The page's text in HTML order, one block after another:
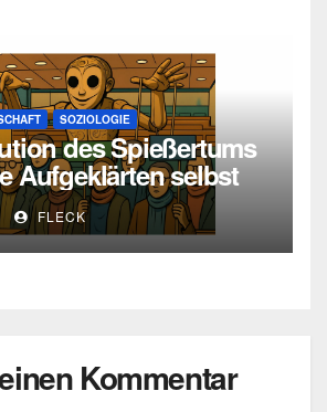
SOZIOLOGIE
des Spießertums
Aufgeklärten selbst
werden
FLECK
Kommentar